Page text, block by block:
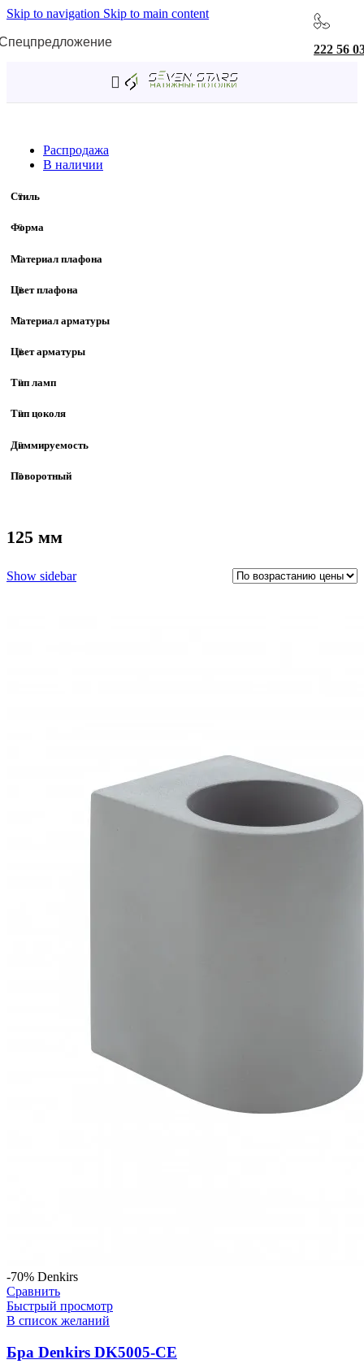
Skip to navigation Skip to main content
222 56
Товар Ширина/диаметр
Распродажа
В наличии
Стиль
Форма
Материал плафона
Цвет плафона
Материал арматуры
Цвет арматуры
Тип ламп
Тип цоколя
Диммируемость
Поворотный
125 мм
Show sidebar
-70% Denkirs
Сравнить
Быстрый просмотр
В список желаний
Бра Denkirs DK5005-CE